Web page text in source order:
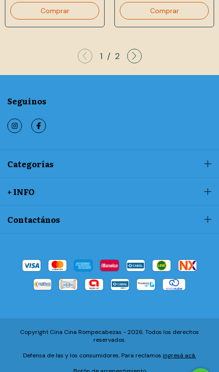
1 / 2
Seguinos
Categorías
+ INFO
Contactános
Copyright Cina Cina Rompecabezas - 2026. Todos los derechos
reservados.
Defensa de las y los consumidores. Para reclamos ingresá acá.